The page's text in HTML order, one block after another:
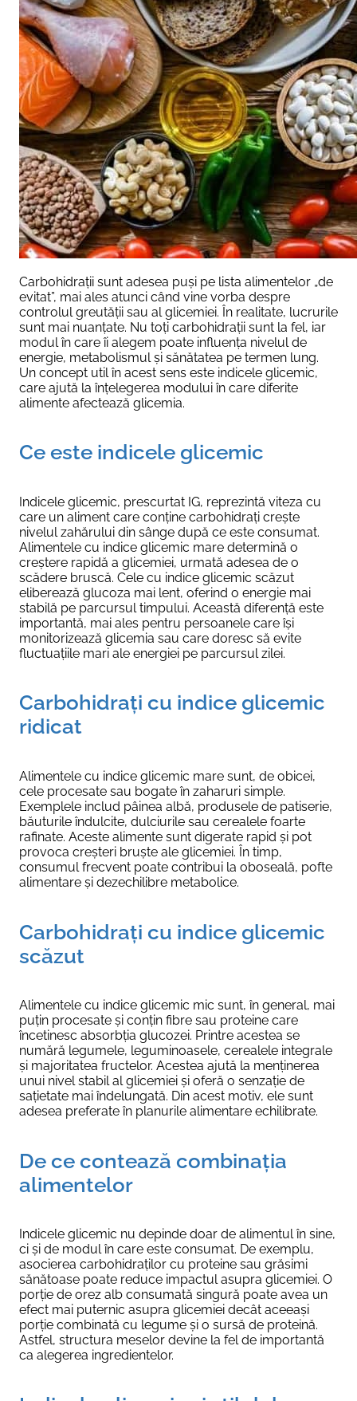
Carbohidrații sunt adesea puși pe lista alimentelor „de
evitat”, mai ales atunci când vine vorba despre
controlul greutății sau al glicemiei. În realitate, lucrurile
sunt mai nuanțate. Nu toți carbohidrații sunt la fel, iar
modul în care îi alegem poate influența nivelul de
energie, metabolismul și sănătatea pe termen lung.
Un concept util în acest sens este indicele glicemic,
care ajută la înțelegerea modului în care diferite
alimente afectează glicemia.
Ce este indicele glicemic
Indicele glicemic, prescurtat IG, reprezintă viteza cu
care un aliment care conține carbohidrați crește
nivelul zahărului din sânge după ce este consumat.
Alimentele cu indice glicemic mare determină o
creștere rapidă a glicemiei, urmată adesea de o
scădere bruscă. Cele cu indice glicemic scăzut
eliberează glucoza mai lent, oferind o energie mai
stabilă pe parcursul timpului. Această diferență este
importantă, mai ales pentru persoanele care își
monitorizează glicemia sau care doresc să evite
fluctuațiile mari ale energiei pe parcursul zilei.
Carbohidrați cu indice glicemic
ridicat
Alimentele cu indice glicemic mare sunt, de obicei,
cele procesate sau bogate în zaharuri simple.
Exemplele includ pâinea albă, produsele de patiserie,
băuturile îndulcite, dulciurile sau cerealele foarte
rafinate. Aceste alimente sunt digerate rapid și pot
provoca creșteri bruște ale glicemiei. În timp,
consumul frecvent poate contribui la oboseală, pofte
alimentare și dezechilibre metabolice.
Carbohidrați cu indice glicemic
scăzut
Alimentele cu indice glicemic mic sunt, în general, mai
puțin procesate și conțin fibre sau proteine care
încetinesc absorbția glucozei. Printre acestea se
numără legumele, leguminoasele, cerealele integrale
și majoritatea fructelor. Acestea ajută la menținerea
unui nivel stabil al glicemiei și oferă o senzație de
sațietate mai îndelungată. Din acest motiv, ele sunt
adesea preferate în planurile alimentare echilibrate.
De ce contează combinația
alimentelor
Indicele glicemic nu depinde doar de alimentul în sine,
ci și de modul în care este consumat. De exemplu,
asocierea carbohidraților cu proteine sau grăsimi
sănătoase poate reduce impactul asupra glicemiei. O
porție de orez alb consumată singură poate avea un
efect mai puternic asupra glicemiei decât aceeași
porție combinată cu legume și o sursă de proteină.
Astfel, structura meselor devine la fel de importantă
ca alegerea ingredientelor.